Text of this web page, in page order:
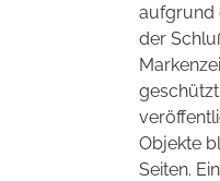
aufgrund
der
Objekte
Seiten.